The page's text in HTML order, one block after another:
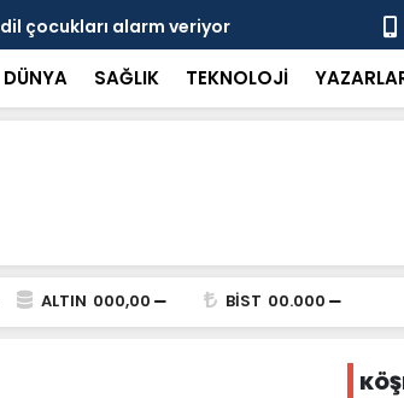
'Bu olay hepimize
Kozağaç Ana
projesinde
DÜNYA SAĞLIK TEKNOLOJİ
ALTIN 000,00 BİST 00.000